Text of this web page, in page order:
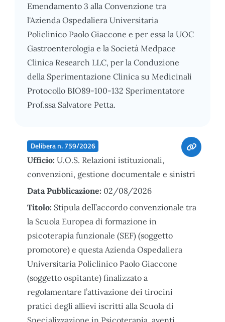
Emendamento 3 alla Convenzione tra
l'Azienda Ospedaliera Universitaria
Policlinico Paolo Giaccone e per essa la UOC
Gastroenterologia e la Società Medpace
Clinica Research LLC, per la Conduzione
della Sperimentazione Clinica su Medicinali
Protocollo BIO89-100-132 Sperimentatore
Prof.ssa Salvatore Petta.
Delibera n. 759/2026
Ufficio: U.O.S. Relazioni istituzionali,
convenzioni, gestione documentale e sinistri
Data Pubblicazione: 02/08/2026
Titolo: Stipula dell’accordo convenzionale tra
la Scuola Europea di formazione in
psicoterapia funzionale (SEF) (soggetto
promotore) e questa Azienda Ospedaliera
Universitaria Policlinico Paolo Giaccone
(soggetto ospitante) finalizzato a
regolamentare l’attivazione dei tirocini
pratici degli allievi iscritti alla Scuola di
Specializzazione in Psicoterapia, aventi